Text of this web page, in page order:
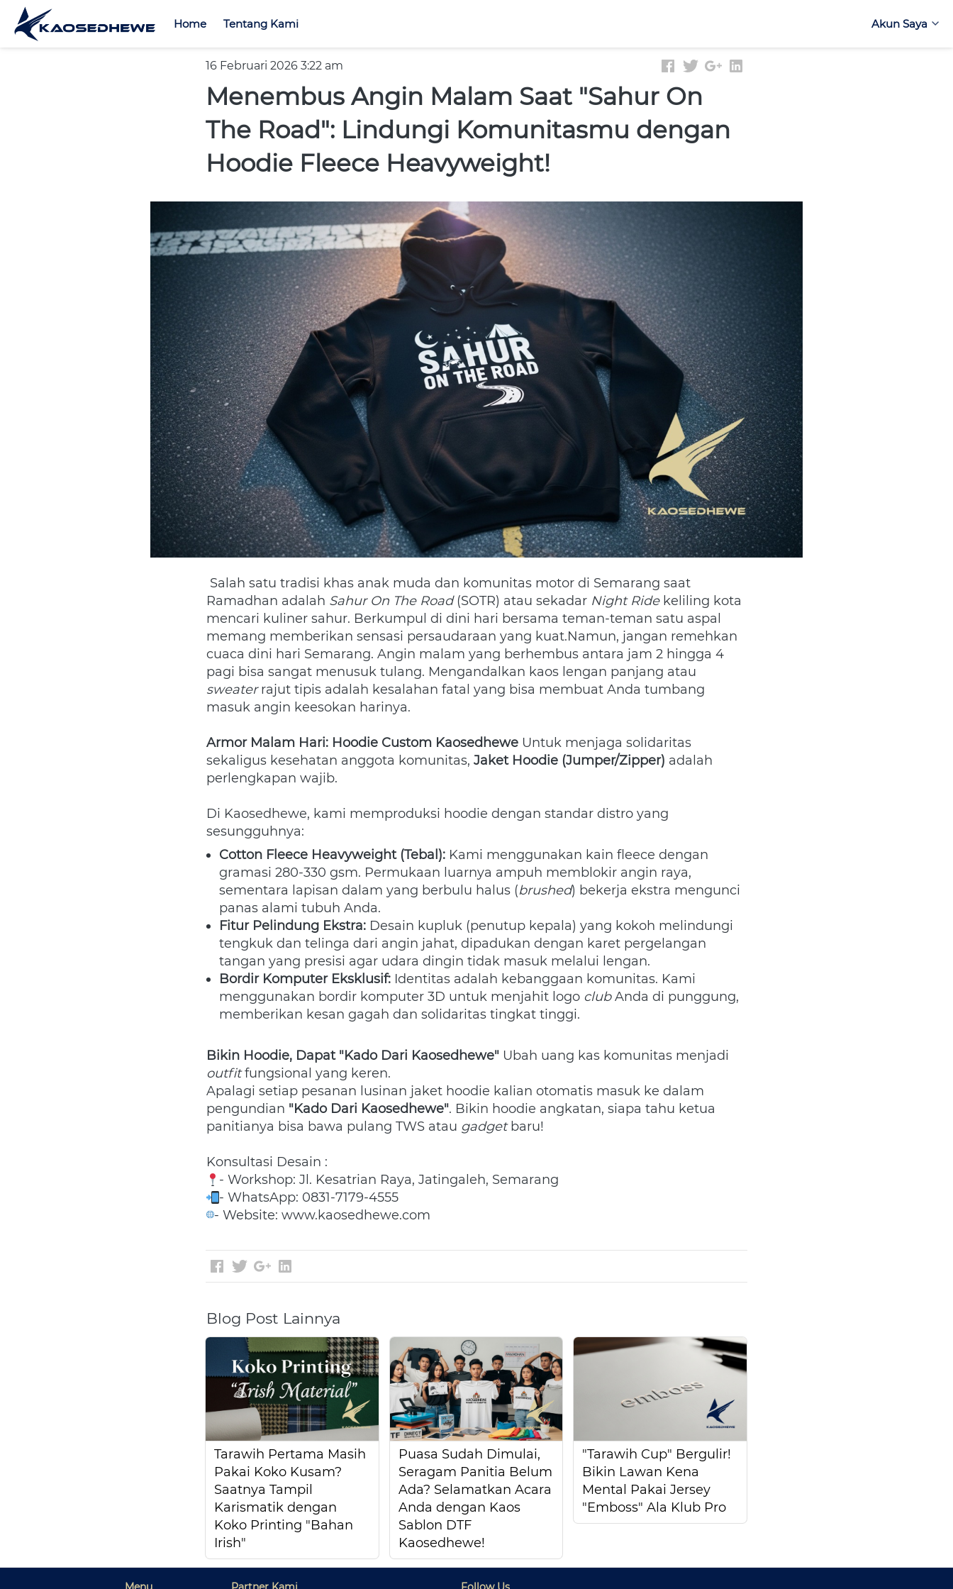
Home Tentang Kami Akun Saya
Home Tentang Kami Akun Saya
16 Februari 2026 3:22 am
Menembus Angin Malam Saat "Sahur On
The Road": Lindungi Komunitasmu dengan
Hoodie Fleece Heavyweight!
Ramadhan adalah Sahur On The Road (SOTR) atau sekadar Night Ride keliling kota
mencari kuliner sahur. Berkumpul di dini hari bersama teman-teman satu aspal
memang memberikan sensasi persaudaraan yang kuat.Namun, jangan remehkan
cuaca dini hari Semarang. Angin malam yang berhembus antara jam 2 hingga 4
sweater rajut tipis adalah kesalahan fatal yang bisa membuat Anda tumbang
masuk angin keesokan harinya.
Armor Malam Hari: Hoodie Custom Kaosedhewe Untuk menjaga solidaritas
sekaligus kesehatan anggota komunitas, Jaket Hoodie (Jumper/Zipper) adalah
perlengkapan wajib.
Di Kaosedhewe, kami memproduksi hoodie dengan standar distro yang
sesungguhnya:
Cotton Fleece Heavyweight (Tebal): Kami menggunakan kain fleece dengan
gramasi 280-330 gsm. Permukaan luarnya ampuh memblokir angin raya,
sementara lapisan dalam yang berbulu halus (brushed) bekerja ekstra mengunci
panas alami tubuh Anda.
Fitur Pelindung Ekstra: Desain kupluk (penutup kepala) yang kokoh melindungi
tengkuk dan telinga dari angin jahat, dipadukan dengan karet pergelangan
tangan yang presisi agar udara dingin tidak masuk melalui lengan.
Bordir Komputer Eksklusif: Identitas adalah kebanggaan komunitas. Kami
menggunakan bordir komputer 3D untuk menjahit logo club Anda di punggung,
memberikan kesan gagah dan solidaritas tingkat tinggi.
Bikin Hoodie, Dapat "Kado Dari Kaosedhewe"
outfit fungsional yang keren.
Apalagi setiap pesanan lusinan jaket hoodie kalian otomatis masuk ke dalam
pengundian "Kado Dari Kaosedhewe". Bikin hoodie angkatan, siapa tahu ketua
panitianya bisa bawa pulang TWS atau gadget baru!
Konsultasi Desain :
- Workshop: Jl. Kesatrian Raya, Jatingaleh, Semarang
- WhatsApp: 0831-7179-4555
- Website: www.kaosedhewe.com
Blog Post Lainnya
Tarawih Pertama Masih
Pakai Koko Kusam?
Saatnya Tampil
Karismatik dengan
Koko Printing "Bahan
Irish"
Puasa Sudah Dimulai,
Seragam Panitia Belum
Ada? Selamatkan Acara
Anda dengan Kaos
Sablon DTF
Kaosedhewe!
"Tarawih Cup" Bergulir!
Bikin Lawan Kena
Mental Pakai Jersey
"Emboss" Ala Klub Pro